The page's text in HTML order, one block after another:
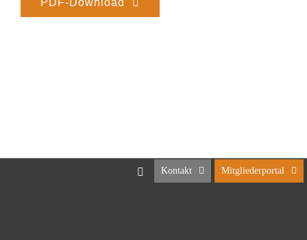
PDF-Download
Kontakt Mitgliederportal